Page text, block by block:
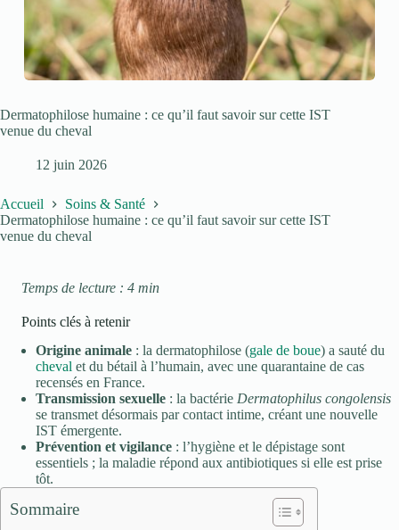
Dermatophilose humaine : ce qu’il faut savoir sur cette IST
venue du cheval
12 juin 2026
Accueil
Soins & Santé
Dermatophilose humaine : ce qu’il faut savoir sur cette IST
venue du cheval
Temps de lecture : 4 min
Points clés à retenir
Origine animale : la dermatophilose (gale de boue) a sauté du
cheval et du bétail à l’humain, avec une quarantaine de cas
recensés en France.
Transmission sexuelle : la bactérie Dermatophilus congolensis
se transmet désormais par contact intime, créant une nouvelle
IST émergente.
Prévention et vigilance : l’hygiène et le dépistage sont
essentiels ; la maladie répond aux antibiotiques si elle est prise
tôt.
Sommaire